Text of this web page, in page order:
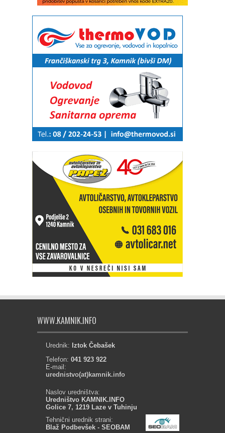
WWW.KAMNIK.INFO
Urednik: Iztok Čebašek
Telefon: 041 923 922
E-mail:
urednistvo(at)kamnik.info
Naslov uredništva:
Uredništvo KAMNIK.INFO
Golice 7, 1219 Laze v Tuhinju
Tehnični urednik strani:
Blaž Podbevšek - SEOBAM